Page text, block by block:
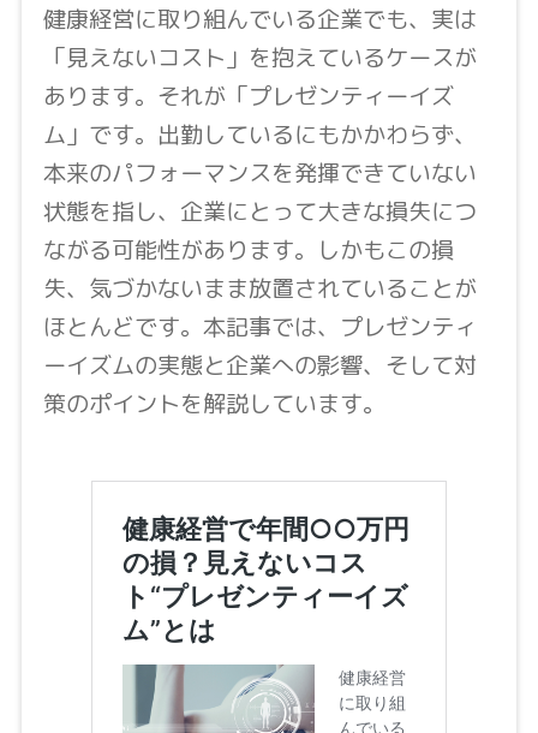
健康経営に取り組んでいる企業でも、実は
「見えないコスト」を抱えているケースが
あります。それが「プレゼンティーイズ
ム」です。出勤しているにもかかわらず、
本来のパフォーマンスを発揮できていない
状態を指し、企業にとって大きな損失につ
ながる可能性があります。しかもこの損
失、気づかないまま放置されていることが
ほとんどです。本記事では、プレゼンティ
ーイズムの実態と企業への影響、そして対
策のポイントを解説しています。